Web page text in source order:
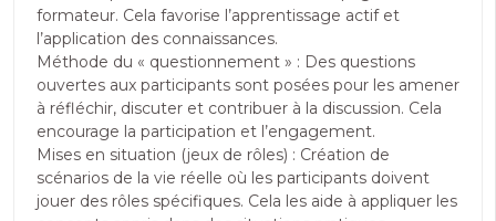
formateur. Cela favorise l’apprentissage actif et
l’application des connaissances.
Méthode du « questionnement » : Des questions
ouvertes aux participants sont posées pour les amener
à réfléchir, discuter et contribuer à la discussion. Cela
encourage la participation et l’engagement.
Mises en situation (jeux de rôles) : Création de
scénarios de la vie réelle où les participants doivent
jouer des rôles spécifiques. Cela les aide à appliquer les